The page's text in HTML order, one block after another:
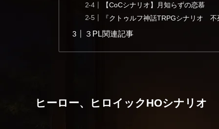
【CoCシナリオ】月知らずの恋慕
『クトゥルフ神話TRPGシナリオ
３PL関連記事
ヒーロー、ヒロイックHOシナリオ